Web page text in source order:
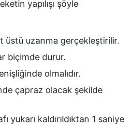
yapılışı şöyle
üstü uzanma gerçekleştirilir.
biçimde durur.
olmalıdır.
çapraz olacak şekilde
yukarı kaldırıldıktan 1 saniye